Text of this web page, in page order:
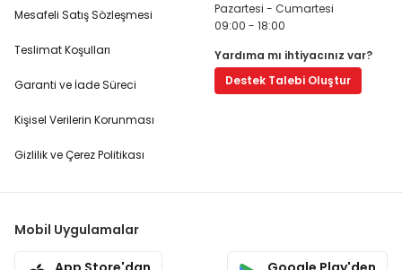
Mesafeli Satış Sözleşmesi
Teslimat Koşulları
Garanti ve İade Süreci
Kişisel Verilerin Korunması
Gizlilik ve Çerez Politikası
Pazartesi - Cumartesi
09:00 - 18:00
Yardıma mı ihtiyacınız var?
Destek Talebi Oluştur
Mobil Uygulamalar